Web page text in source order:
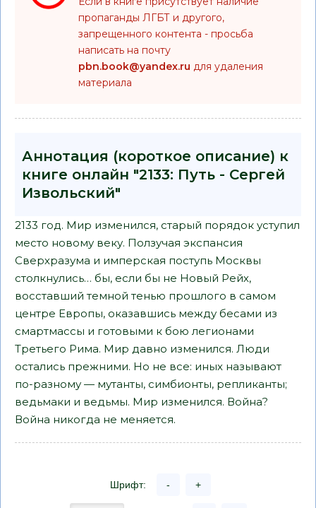
пропаганды ЛГБТ и другого,
запрещенного контента - просьба
написать на почту
pbn.book@yandex.ru для удаления
материала
Аннотация (короткое описание) к
книге онлайн "2133: Путь - Сергей
Извольский"
2133 год. Мир изменился, старый порядок уступил
место новому веку. Ползучая экспансия
Сверхразума и имперская поступь Москвы
столкнулись… бы, если бы не Новый Рейх,
восставший темной тенью прошлого в самом
центре Европы, оказавшись между бесами из
смартмассы и готовыми к бою легионами
Третьего Рима. Мир давно изменился. Люди
остались прежними. Но не все: иных называют
по-разному — мутанты, симбионты, репликанты;
ведьмаки и ведьмы. Мир изменился. Война?
Война никогда не меняется.
Шрифт: - +